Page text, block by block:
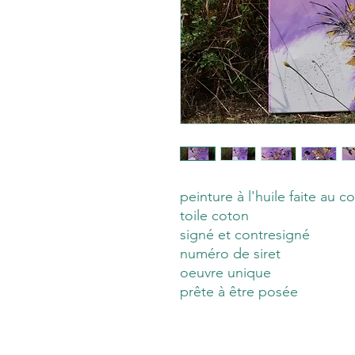
peinture à l'huile faite au
toile coton
signé et contresigné
numéro de siret
oeuvre unique
prête à être posée